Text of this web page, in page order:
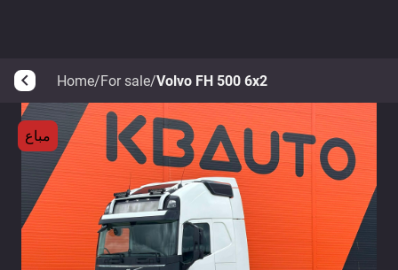
arrow_back_ios Home/For sale/Volvo FH 500 6x2
مباع